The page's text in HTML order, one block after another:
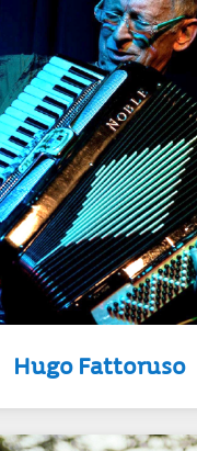
y
ciudadano
y
Hugo Fattoruso